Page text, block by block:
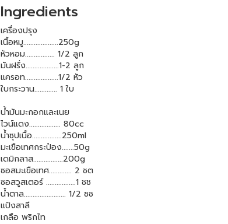
Ingredients
เครื่องปรุง
เนื้อหมู....................250g
หัวหอม................. 1/2 ลูก
มันฝรั่ง...................1-2 ลูก
แครอท...................1/2 หัว
ใบกระวาน............. 1 ใบ
น้ำมันมะกอกและเนย
ไวน์แดง.................. 80cc
น้ำซุปเนื้อ.................250ml
มะเขือเทศกระป๋อง.......50g
เดมิกลาส.................200g
ซอสมะเขือเทศ............. 2 ชต
ซอสวูสเตอร์ .................1 ชช
น้ำตาล........................ 1/2 ชช
แป้งสาลี
เกลือ พริกไท